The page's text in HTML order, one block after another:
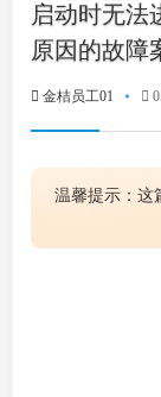
启动时无法
原因的故障
金桔员工01
温馨提示：这